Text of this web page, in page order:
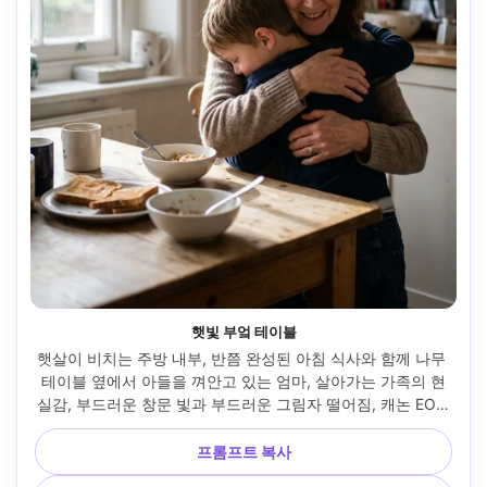
햇빛 부엌 테이블
햇살이 비치는 주방 내부, 반쯤 완성된 아침 식사와 함께 나무
테이블 옆에서 아들을 껴안고 있는 엄마, 살아가는 가족의 현
실감, 부드러운 창문 빛과 부드러운 그림자 떨어짐, 캐논 EOS
R6, 50mm f/1.2, 수직 구성, 솔직한 각도, 디테일한 손과 패브
릭 접힘, 자연스러운 색상 등급, 선명한 초점 --ar 4:5
프롬프트 복사